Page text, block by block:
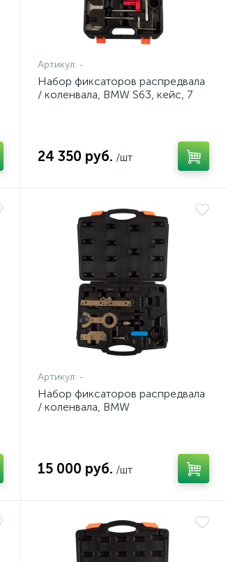
Артикул: -
Набор фиксаторов распредвала
/ коленвала, BMW S63, кейс, 7
24 350 руб. /шт
Артикул: -
Набор фиксаторов распредвала
/ коленвала, BMW
15 000 руб. /шт